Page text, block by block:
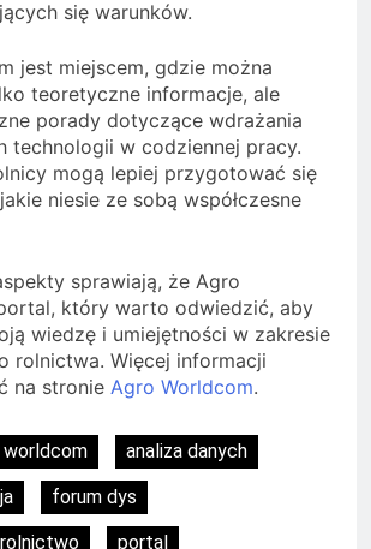
się warunków.
jest miejscem, gdzie można
teoretyczne informacje, ale
porady dotyczące wdrażania
technologii w codziennej pracy.
mogą lepiej przygotować się
niesie ze sobą współczesne
sprawiają, że Agro
który warto odwiedzić, aby
wiedzę i umiejętności w zakresie
rolnictwa. Więcej informacji
na stronie Agro Worldcom.
worldcom
analiza danych
forum dys
portal